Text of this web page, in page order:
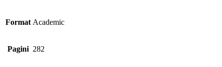
Format Academic
Pagini 282